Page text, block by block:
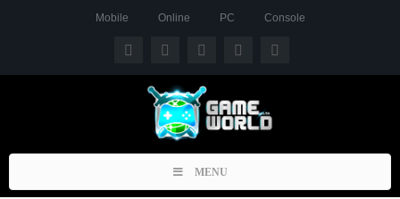
Mobile Online PC Console
Toggle
navigation
MENU